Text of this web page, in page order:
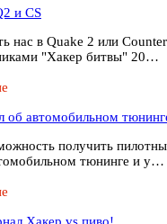
и CS
нас в Quake 2 или
"Хакер битвы" 20…
об автомобильном
получить
тюнинге и у…
Хакер vs пиво!